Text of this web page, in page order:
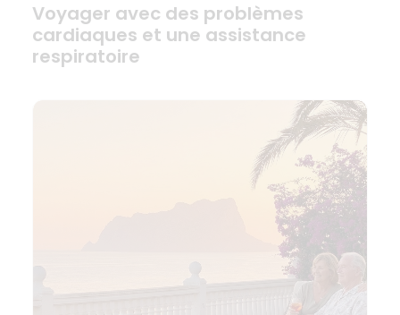
Voyager avec des problèmes
cardiaques et une assistance
respiratoire